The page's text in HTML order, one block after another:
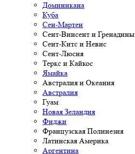
Доминикана
Куба
Сен-Мартен
Сент-Винсент и Гренадины
Сент-Китс и Невис
Сент-Люсия
Теркс и Кайкос
Ямайка
Австралия и Океания
Австралия
Гуам
Новая Зеландия
Фиджи
Французская Полинезия
Латинская Америка
Аргентина